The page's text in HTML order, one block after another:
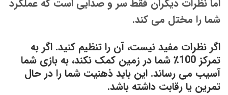
اما نظرات دیگران فقط سر و صدایی است که عملکرد
شما را مختل می کند.
اگر نظرات مفید نیست، آن را تنظیم کنید. اگر به
تمرکز 100٪ شما در زمین کمک نکند، به بازی شما
آسیب می رساند. این باید ذهنیت شما را در حال
تمرین یا رقابت داشته باشد.